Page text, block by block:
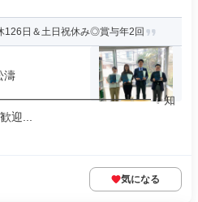
126日＆土日祝休み◎賞与年2回
濤
✨知
迎...
気になる